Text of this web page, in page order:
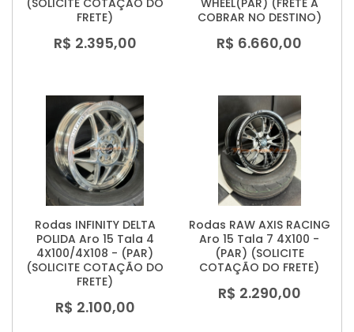
FRETE)
R$ 2.395,00
COBRAR NO DESTINO)
R$ 6.660,00
Rodas INFINITY DELTA
POLIDA Aro 15 Tala 4
4X100/4X108 - (PAR)
(SOLICITE COTAÇÃO DO
FRETE)
R$ 2.100,00
Rodas RAW AXIS RACING
Aro 15 Tala 7 4X100 -
(PAR) (SOLICITE
COTAÇÃO DO FRETE)
R$ 2.290,00